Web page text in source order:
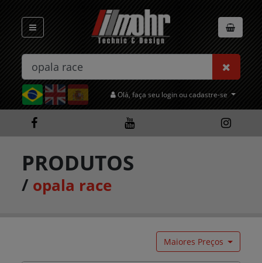
Olá, faça seu login ou cadastre-se
PRODUTOS
/ opala race
Maiores Preços